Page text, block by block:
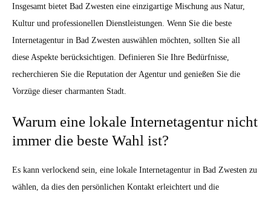
Insgesamt bietet Bad Zwesten eine einzigartige Mischung aus Natur,
Kultur und professionellen Dienstleistungen. Wenn Sie die beste
Internetagentur in Bad Zwesten auswählen möchten, sollten Sie all
diese Aspekte berücksichtigen. Definieren Sie Ihre Bedürfnisse,
recherchieren Sie die Reputation der Agentur und genießen Sie die
Vorzüge dieser charmanten Stadt.
Warum eine lokale Internetagentur nicht
immer die beste Wahl ist?
Es kann verlockend sein, eine lokale Internetagentur in Bad Zwesten zu
wählen, da dies den persönlichen Kontakt erleichtert und die